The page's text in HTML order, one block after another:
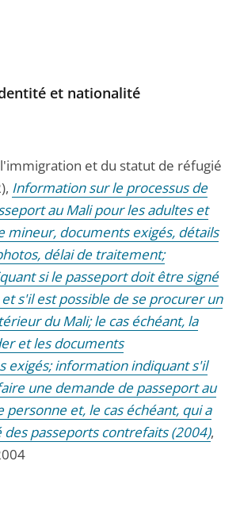
et nationalité
et du statut de réfugié
Information sur le processus de
au Mali pour les adultes et
mineur, documents exigés, détails
délai de traitement;
si le passeport doit être signé
s'il est possible de se procurer un
du Mali; le cas échéant, la
et les documents
exigés; information indiquant s'il
une demande de passeport au
et, le cas échéant, qui a
passeports contrefaits (2004),